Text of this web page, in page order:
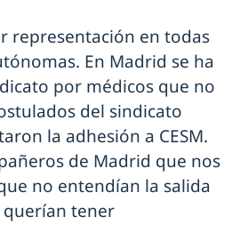
representación en todas
En Madrid se ha
por médicos que no
del sindicato
la adhesión a CESM.
de Madrid que nos
no entendían la salida
querían tener